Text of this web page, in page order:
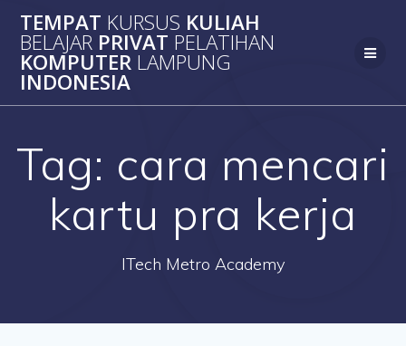
to
content
TEMPAT KURSUS KULIAH
BELAJAR PRIVAT PELATIHAN
KOMPUTER LAMPUNG
INDONESIA
Tag: cara mencari
kartu pra kerja
ITech Metro Academy